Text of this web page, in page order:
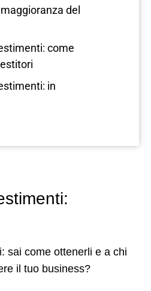
del
come
in
sai come ottenerli e a chi
il tuo business?